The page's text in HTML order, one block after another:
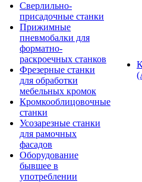
Сверлильно-
присадочные станки
Прижимные
пневмобалки для
форматно-
раскроечных станков
Фрезерные станки
для обработки
мебельных кромок
Кромкооблицовочные
станки
Усозарезные станки
для рамочных
фасадов
Оборудование
бывшее в
употреблении